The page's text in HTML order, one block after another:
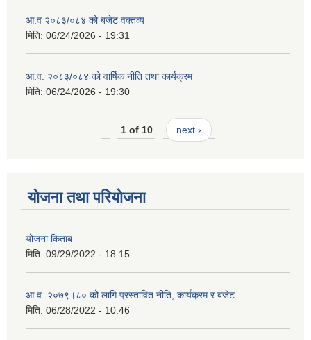
आ.व २०८३/०८४ को बजेट वक्तव्य
मिति: 06/24/2026 - 19:31
आ.व. २०८३/०८४ को वार्षिक नीति तथा कार्यक्रम
मिति: 06/24/2026 - 19:30
1 of 10 next ›
योजना तथा परियोजना
योजना किताब
मिति: 09/29/2022 - 18:15
आ.व. २०७९।८० को लागि प्रस्तावित नीति, कार्यक्रम र बजेट
मिति: 06/28/2022 - 10:46